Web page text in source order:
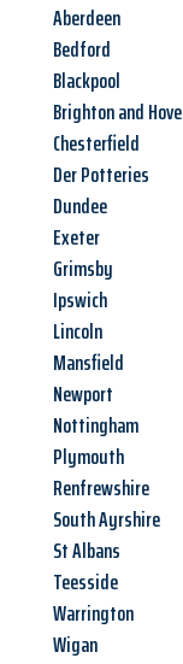
Aberdeen
Bedford
Blackpool
Brighton and Hove
Chesterfield
Der Potteries
Dundee
Exeter
Grimsby
Ipswich
Lincoln
Mansfield
Newport
Nottingham
Plymouth
Renfrewshire
South Ayrshire
St Albans
Teesside
Warrington
Wigan